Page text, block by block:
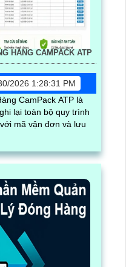
HÀNG CAMPACK ATP
2026 1:28:31 PM
CamPack ATP là
lại toàn bộ quy trình
mã vận đơn và lưu